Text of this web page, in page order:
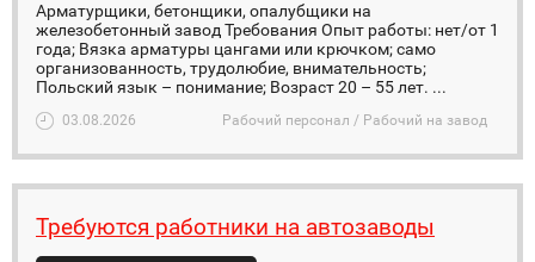
Арматурщики, бетонщики, опалубщики на
железобетонный завод Требования Опыт работы: нет/от 1
года; Вязка арматуры цангами или крючком; само
организованность, трудолюбие, внимательность;
Польский язык – понимание; Возраст 20 – 55 лет. ...
03.08.2026 Рабочий персонал / Рабочий на завод
Требуются работники на автозаводы